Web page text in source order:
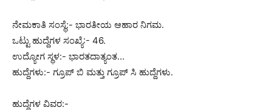
ನೇಮಕಾತಿ ಸಂಸ್ಥೆ:- ಭಾರತೀಯ ಆಹಾರ ನಿಗಮ.
ಒಟ್ಟು ಹುದ್ದೆಗಳ ಸಂಖ್ಯೆ:- 46.
ಉದ್ಯೋಗ ಸ್ಥಳ:- ಭಾರತದಾತ್ಯಂತ…
ಹುದ್ದೆಗಳು:- ಗ್ರೂಪ್ ಬಿ ಮತ್ತು ಗ್ರೂಪ್ ಸಿ ಹುದ್ದೆಗಳು.
ಹುದ್ದೆಗಳ ವಿವರ:-